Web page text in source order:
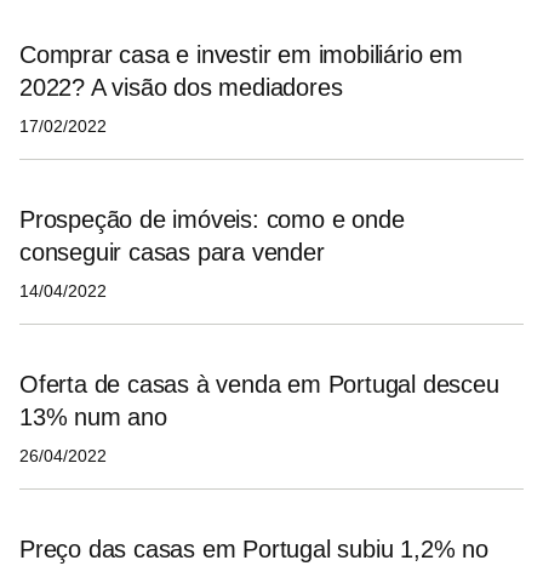
Comprar casa e investir em imobiliário em
2022? A visão dos mediadores
17/02/2022
Prospeção de imóveis: como e onde
conseguir casas para vender
14/04/2022
Oferta de casas à venda em Portugal desceu
13% num ano
26/04/2022
Preço das casas em Portugal subiu 1,2% no